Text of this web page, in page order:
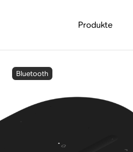
Produkte
Bluetooth